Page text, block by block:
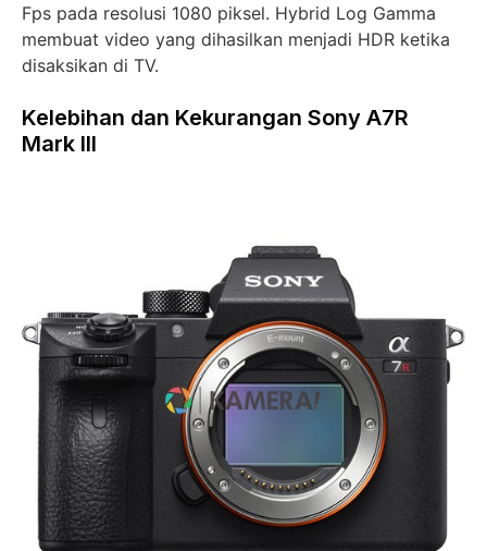
Fps pada resolusi 1080 piksel. Hybrid Log Gamma
membuat video yang dihasilkan menjadi HDR ketika
disaksikan di TV.
Kelebihan dan Kekurangan Sony A7R
Mark III